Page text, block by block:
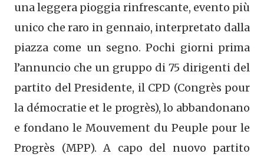
una leggera pioggia rinfrescante, evento più
unico che raro in gennaio, interpretato dalla
piazza come un segno. Pochi giorni prima
l’annuncio che un gruppo di 75 dirigenti del
partito del Presidente, il CPD (Congrès pour
la démocratie et le progrès), lo abbandonano
e fondano le Mouvement du Peuple pour le
Progrès (MPP). A capo del nuovo partito